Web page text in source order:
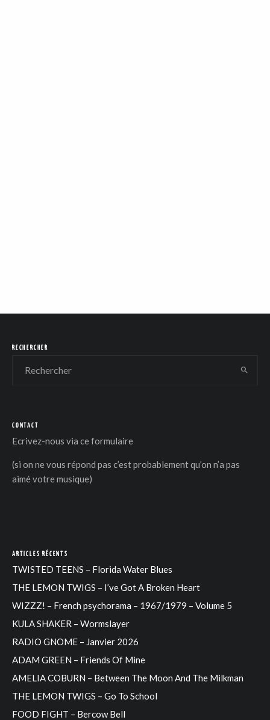
RECHERCHER
CONTACT
Ecrivez-nous via ce formulaire
(si on ne vous répond pas c’est probablement qu’on n’a pas
aimé votre musique)
ARTICLES RÉCENTS
TWISTED TEENS – Florida Water Blues
THE LEMON TWIGS – I’ve Got A Broken Heart
WIZZZ! – French psychorama – 1967/1979 – Volume 5
KULA SHAKER – Wormslayer
RADIO GNOME – Janvier 2026
ADAM GREEN – Friends Of Mine
AMELIA COBURN – Between The Moon And The Milkman
THE LEMON TWIGS – Go To School
FOOD FIGHT – Bercow Bell